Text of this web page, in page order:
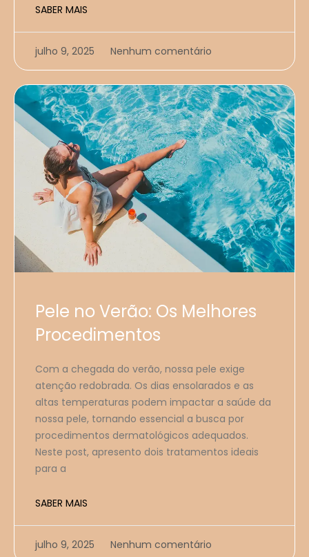
SABER MAIS
julho 9, 2025 Nenhum comentário
Pele no Verão: Os Melhores
Procedimentos
Com a chegada do verão, nossa pele exige
atenção redobrada. Os dias ensolarados e as
altas temperaturas podem impactar a saúde da
nossa pele, tornando essencial a busca por
procedimentos dermatológicos adequados.
Neste post, apresento dois tratamentos ideais
para a
SABER MAIS
julho 9, 2025 Nenhum comentário